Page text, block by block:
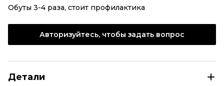
Обуты 3-4 раза, стоит профилактика
Авторизуйтесь, чтобы задать вопрос
Детали